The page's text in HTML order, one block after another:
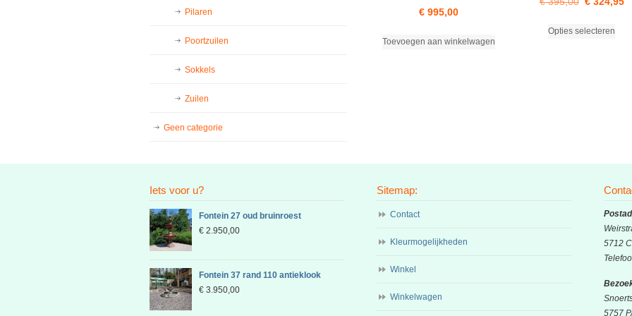
€ 995,00
Toevoegen aan winkelwagen
was:
Opties selecteren
de
Pilaren
Poortzuilen
Sokkels
Zuilen
Geen categorie
Iets voor u?
Fontein 27 oud bruinroest
€ 2.950,00
Fontein 37 rand 110 antieklook
€ 3.950,00
Sitemap:
Contact
Kleurmogelijkheden
Winkel
Winkelwagen
5712
5757